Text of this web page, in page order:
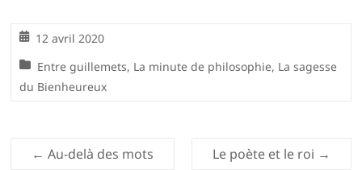
12 avril 2020
Entre guillemets, La minute de philosophie, La sagesse
du Bienheureux
← Au-delà des mots Le poète et le roi →